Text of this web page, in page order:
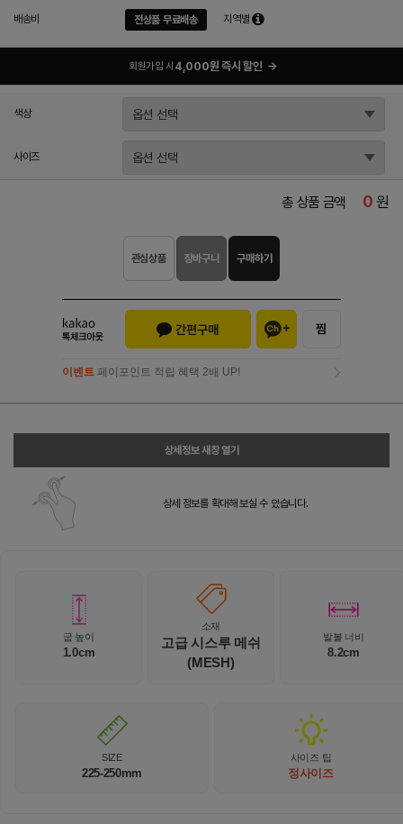
배송비 전상품 무료배송 지역별
회원가입 시 4,000원 즉시 할인 →
색상
사이즈
총 상품 금액 0 원
관심상품 장바구니 구매하기
이벤트 페이포인트 적립 혜택 2배 UP!
이벤트페이포인트 적립 혜택 2배 UP!
상세정보 새창 열기
상세 정보를 확대해 보실 수 있습니다.
굽 높이
1.0cm
소재
고급 시스루 메쉬
(MESH)
발볼 너비
8.2cm
SIZE
225-250mm
사이즈 팁
정사이즈